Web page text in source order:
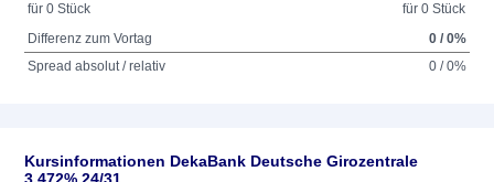
für 0 Stück
für 0 Stück
Differenz zum Vortag
0 / 0%
Spread absolut / relativ
0 / 0%
Kursinformationen DekaBank Deutsche Girozentrale